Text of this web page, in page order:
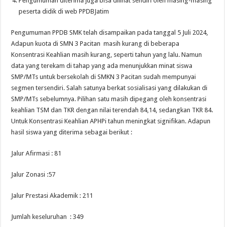
peserta didik di web PPDBJatim
Pengumuman PPDB SMK telah disampaikan pada tanggal 5 Juli 2024,
Adapun kuota di SMN 3 Pacitan masih kurang di beberapa
Konsentrasi Keahlian masih kurang, seperti tahun yang lalu. Namun
data yang terekam di tahap yang ada menunjukkan minat siswa
SMP/MTs untuk bersekolah di SMKN 3 Pacitan sudah mempunyai
segmen tersendiri. Salah satunya berkat sosialisasi yang dilakukan di
SMP/MTs sebelumnya. Pilihan satu masih dipegang oleh konsentrasi
keahlian TSM dan TKR dengan nilai terendah 84,14, sedangkan TKR 84.
Untuk Konsentrasi Keahlian APHPi tahun meningkat signifikan. Adapun
hasil siswa yang diterima sebagai berikut :
Jalur Afirmasi : 81
Jalur Zonasi :57
Jalur Prestasi Akademik : 211
Jumlah keseluruhan : 349